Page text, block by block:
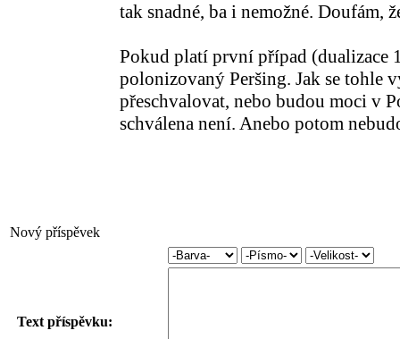
tak snadné, ba i nemožné. Doufám,
Pokud platí první případ (dualizace
polonizovaný Peršing. Jak se tohle
přeschvalovat, nebo budou moci v
schválena není. Anebo potom
Nový příspěvek
Text příspěvku: